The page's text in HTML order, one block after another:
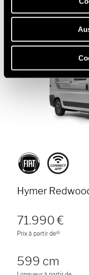
Hymer
71.990 €
Prix à partir dea)
599 cm